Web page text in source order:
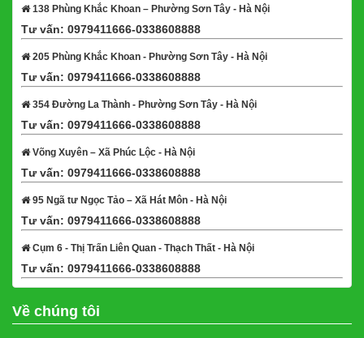
138 Phùng Khắc Khoan – Phường Sơn Tây - Hà Nội
Tư vấn: 0979411666-0338608888
205 Phùng Khắc Khoan - Phường Sơn Tây - Hà Nội
Tư vấn: 0979411666-0338608888
354 Đường La Thành - Phường Sơn Tây - Hà Nội
Tư vấn: 0979411666-0338608888
Võng Xuyên – Xã Phúc Lộc - Hà Nội
Tư vấn: 0979411666-0338608888
95 Ngã tư Ngọc Tảo – Xã Hát Môn - Hà Nội
Tư vấn: 0979411666-0338608888
Cụm 6 - Thị Trấn Liên Quan - Thạch Thất - Hà Nội
Tư vấn: 0979411666-0338608888
Về chúng tôi